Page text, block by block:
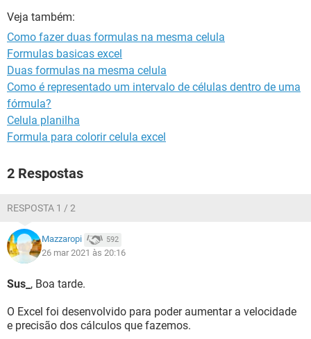
Veja também:
Como fazer duas formulas na mesma celula
Formulas basicas excel
Duas formulas na mesma celula
Como é representado um intervalo de células dentro de uma
fórmula?
Celula planilha
Formula para colorir celula excel
2 Respostas
RESPOSTA 1 / 2
Mazzaropi 592
26 mar 2021 às 20:16
Sus_ , Boa tarde.
O Excel foi desenvolvido para poder aumentar a velocidade
e precisão dos cálculos que fazemos.